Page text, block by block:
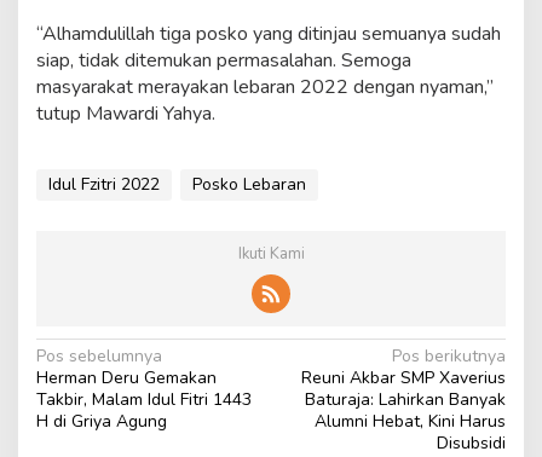
i
2
2
“Alhamdulillah tiga posko yang ditinjau semuanya sudah
siap, tidak ditemukan permasalahan. Semoga
masyarakat merayakan lebaran 2022 dengan nyaman,”
tutup Mawardi Yahya.
Idul Fzitri 2022 Posko Lebaran
Ikuti Kami
N
a
v
Pos sebelumnya
Herman Deru Gemakan
Takbir, Malam Idul Fitri 1443
H di Griya Agung
Pos berikutnya
Reuni Akbar SMP Xaverius
Baturaja: Lahirkan Banyak
Alumni Hebat, Kini Harus
Disubsidi